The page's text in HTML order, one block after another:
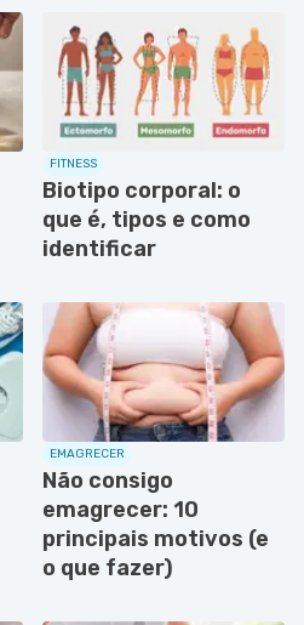
FITNESS
Biotipo corporal: o
que é, tipos e como
identificar
EMAGRECER
Não consigo
emagrecer: 10
principais motivos (e
o que fazer)